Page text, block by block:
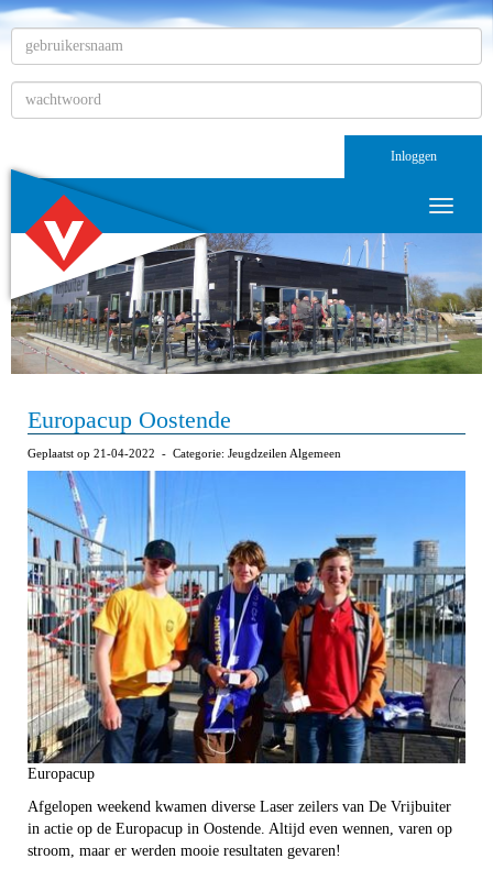
Inloggen
Toggle
Europacup Oostende
Geplaatst op 21-04-2022 - Categorie: Jeugdzeilen Algemeen
Europacup
Afgelopen weekend kwamen diverse Laser zeilers van De Vrijbuiter
in actie op de Europacup in Oostende. Altijd even wennen, varen op
stroom, maar er werden mooie resultaten gevaren!